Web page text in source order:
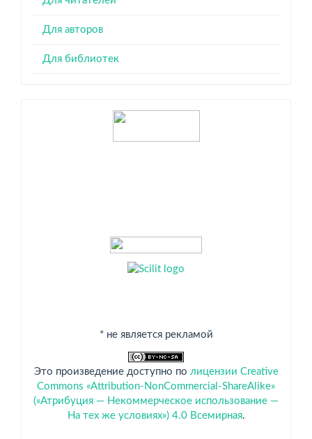
Для авторов
Для библиотек
* не является рекламой
Это произведение доступно по лицензии Creative
Commons «Attribution-NonCommercial-ShareAlike»
(«Атрибуция — Некоммерческое использование —
На тех же условиях») 4.0 Всемирная.